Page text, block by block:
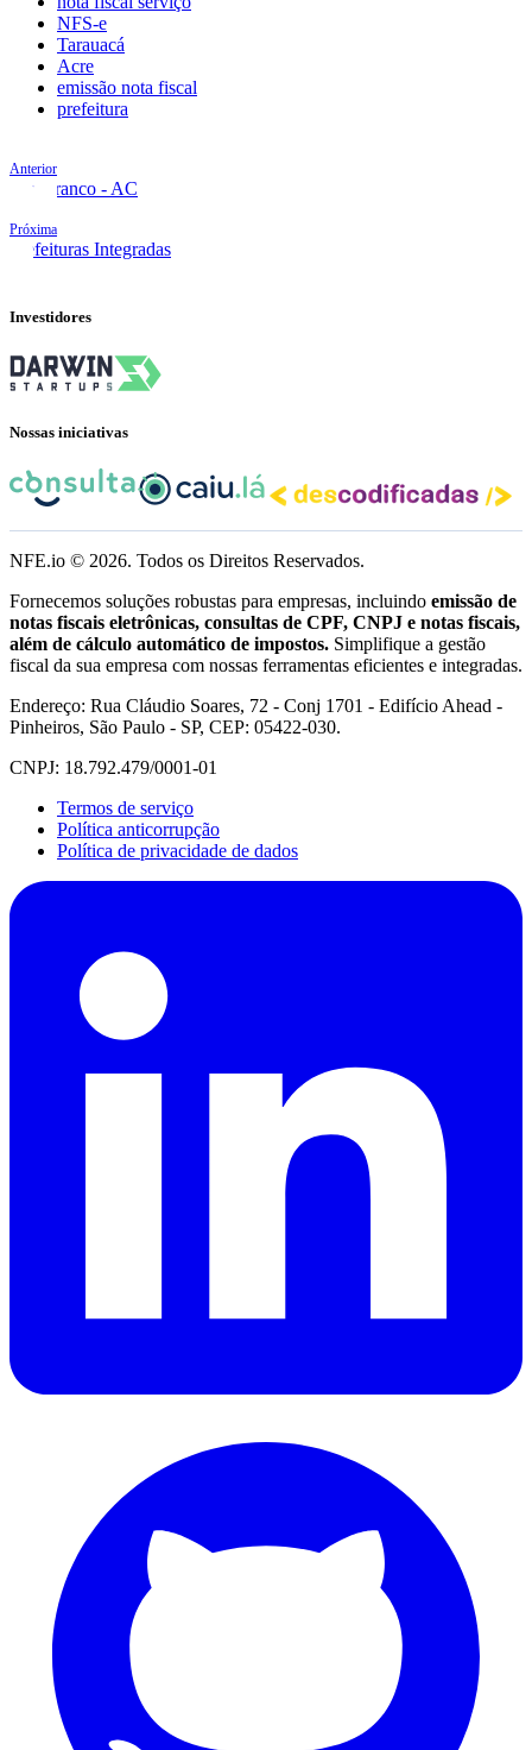
NFS-e
Tarauacá
Acre
emissão nota fiscal
prefeitura
Anterior
Rio Branco - AC
Próxima
Prefeituras Integradas
Investidores
Nossas iniciativas
NFE.io © 2026. Todos os Direitos Reservados.
Fornecemos soluções robustas para empresas, incluindo emissão de
notas fiscais eletrônicas, consultas de CPF, CNPJ e notas fiscais,
além de cálculo automático de impostos. Simplifique a gestão
fiscal da sua empresa com nossas ferramentas eficientes e integradas.
Endereço: Rua Cláudio Soares, 72 - Conj 1701 - Edifício Ahead -
Pinheiros, São Paulo - SP, CEP: 05422-030.
CNPJ: 18.792.479/0001-01
Termos de serviço
Política anticorrupção
Política de privacidade de dados